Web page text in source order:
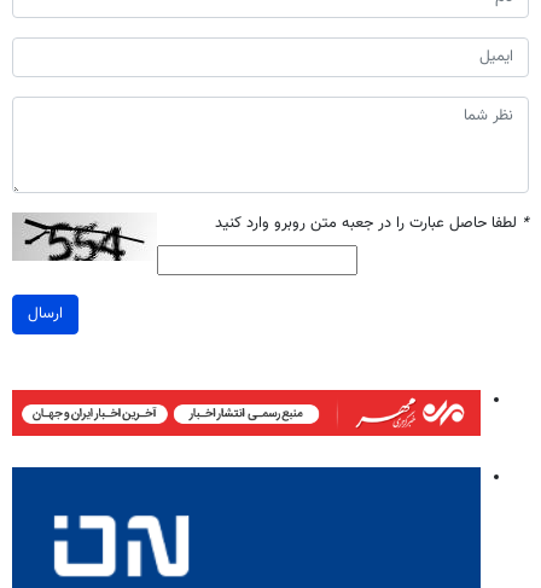
* لطفا حاصل عبارت را در جعبه متن روبرو وارد کنید
ارسال